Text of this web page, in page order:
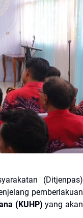
(Ditjenpas)
pemberlakuan
(KUHP) yang akan